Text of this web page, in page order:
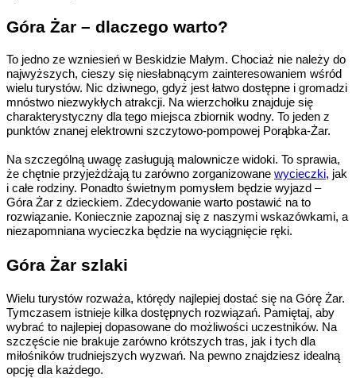
Góra Żar – dlaczego warto?
To jedno ze wzniesień w Beskidzie Małym. Chociaż nie należy do
najwyższych, cieszy się niesłabnącym zainteresowaniem wśród
wielu turystów. Nic dziwnego, gdyż jest łatwo dostępne i gromadzi
mnóstwo niezwykłych atrakcji. Na wierzchołku znajduje się
charakterystyczny dla tego miejsca zbiornik wodny. To jeden z
punktów znanej elektrowni szczytowo-pompowej Porąbka-Żar.
Na szczególną uwagę zasługują malownicze widoki. To sprawia,
że chętnie przyjeżdżają tu zarówno zorganizowane wycieczki, jak
i całe rodziny. Ponadto świetnym pomysłem będzie wyjazd –
Góra Żar z dzieckiem. Zdecydowanie warto postawić na to
rozwiązanie. Koniecznie zapoznaj się z naszymi wskazówkami, a
niezapomniana wycieczka będzie na wyciągnięcie ręki.
Góra Żar szlaki
Wielu turystów rozważa, którędy najlepiej dostać się na Górę Żar.
Tymczasem istnieje kilka dostępnych rozwiązań. Pamiętaj, aby
wybrać to najlepiej dopasowane do możliwości uczestników. Na
szczęście nie brakuje zarówno krótszych tras, jak i tych dla
miłośników trudniejszych wyzwań. Na pewno znajdziesz idealną
opcję dla każdego.